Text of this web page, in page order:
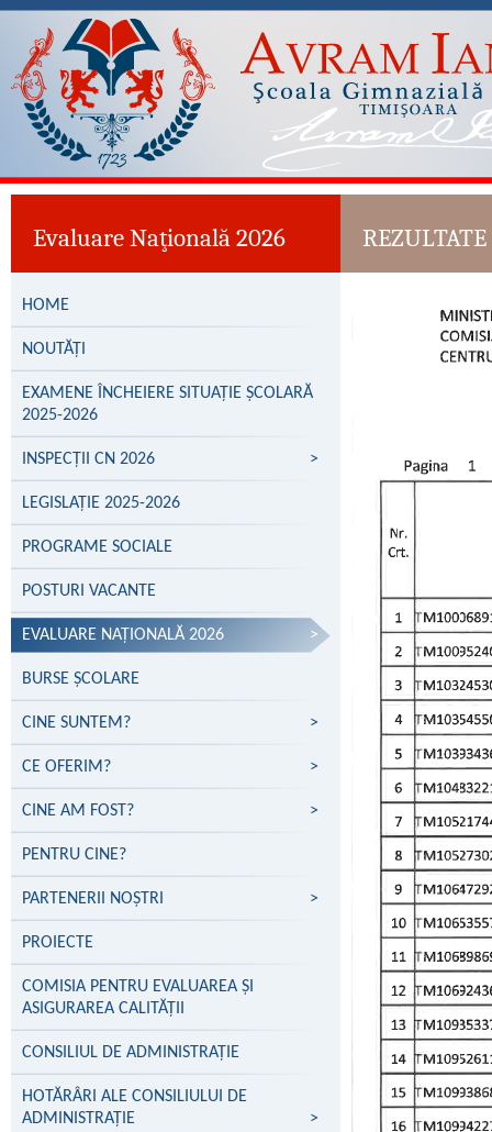
Evaluare Naţională 2026
HOME
NOUTĂȚI
EXAMENE ÎNCHEIERE SITUAȚIE ȘCOLARĂ
2025-2026
INSPECȚII CN 2026 >
LEGISLAȚIE 2025-2026
PROGRAME SOCIALE
POSTURI VACANTE
EVALUARE NAŢIONALĂ 2026 >
BURSE ȘCOLARE
CINE SUNTEM? >
CE OFERIM? >
CINE AM FOST? >
PENTRU CINE?
PARTENERII NOŞTRI >
PROIECTE
COMISIA PENTRU EVALUAREA ȘI
ASIGURAREA CALITĂȚII
CONSILIUL DE ADMINISTRAȚIE
HOTĂRÂRI ALE CONSILIULUI DE
ADMINISTRAȚIE
>